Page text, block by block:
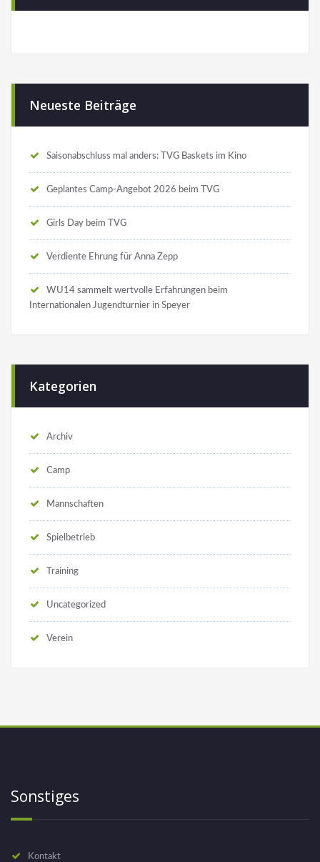
Neueste Beiträge
Saisonabschluss mal anders: TVG Baskets im Kino
Geplantes Camp-Angebot 2026 beim TVG
Girls Day beim TVG
Verdiente Ehrung für Anna Zepp
WU14 sammelt wertvolle Erfahrungen beim
Internationalen Jugendturnier in Speyer
Kategorien
Archiv
Camp
Mannschaften
Spielbetrieb
Training
Uncategorized
Verein
Sonstiges
Kontakt